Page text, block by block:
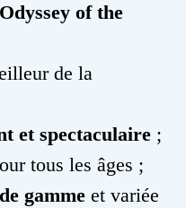
of the
de la
et spectaculaire ;
tous les âges ;
gamme et variée